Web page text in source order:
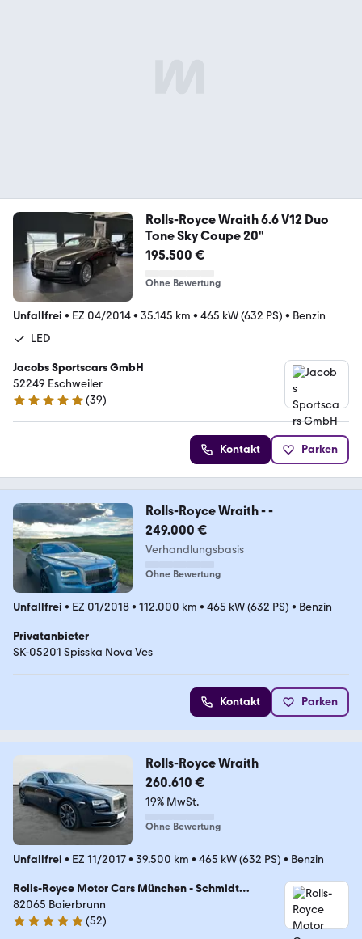
Rolls-Royce Wraith 6.6 V12 Duo
Tone Sky Coupe 20"
195.500 €
Ohne Bewertung
Unfallfrei • EZ 04/2014• 35.145 km • 465 kW (632 PS) • Benzin
LED
Jacobs Sportscars GmbH
52249 Eschweiler
4.8 Sterne
(39)
Kontakt Parken
Rolls-Royce Wraith - -
249.000 €
Verhandlungsbasis
Ohne Bewertung
Unfallfrei • EZ 01/2018• 112.000 km • 465 kW (632 PS) • Benzin
Privatanbieter
SK-05201 Spisska Nova Ves
Kontakt Parken
Rolls-Royce Wraith
260.610 €
19% MwSt.
Ohne Bewertung
Unfallfrei • EZ 11/2017• 39.500 km • 465 kW (632 PS) • Benzin
Rolls-Royce Motor Cars München - Schmidt
Premium Cars GmbH
82065 Baierbrunn
5 Sterne
(52)